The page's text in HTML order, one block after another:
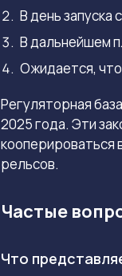
В день запуска
В дальнейшем
Ожидается,
Регуляторная база
2025 года. Эти
кооперироваться
рельсов.
Частые
Что